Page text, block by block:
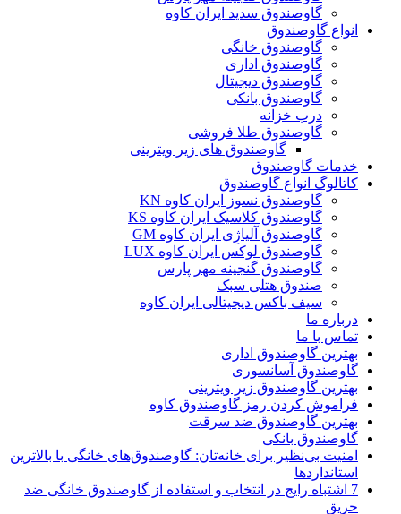
گاوصندوق سدید ایران کاوه
انواع گاوصندوق
گاوصندوق خانگی
گاوصندوق اداری
گاوصندوق دیجیتال
گاوصندوق بانکی
درب خزانه
گاوصندوق طلا فروشی
گاوصندوق های زیر ویترینی
خدمات گاوصندوق
کاتالوگ انواع گاوصندوق
گاوصندوق نسوز ایران کاوه KN
گاوصندوق کلاسیک ایران کاوه KS
گاوصندوق آلیاژِی ایران کاوه GM
گاوصندوق لوکس ایران کاوه LUX
گاوصندوق گنجینه مهر پارس
صندوق هتلی سبک
سیف باکس دیجیتالی ایران کاوه
درباره ما
تماس با ما
بهترین گاوصندوق اداری
گاوصندوق آسانسوری
بهترین گاوصندوق زیر ویترینی
فراموش کردن رمز گاوصندوق کاوه
بهترین گاوصندوق ضد سرقت
گاوصندوق بانکی
امنیت بی‌نظیر برای خانه‌تان: گاوصندوق‌های خانگی با بالاترین
استانداردها
7 اشتباه رایج در انتخاب و استفاده از گاوصندوق خانگی ضد
حریق